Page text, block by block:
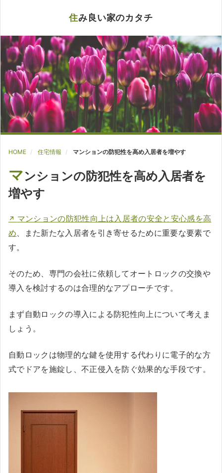
住み良い家のカタチ
HOME 住宅情報 マンションの防犯性を高め入居者を増やす
マンションの防犯性を高め入居者を
増やす
マンションの防犯性向上は入居者の安全と安心感を高
め、また新たな入居者を引き寄せるために重要な要素で
す。
そのため、専門の会社に依頼してオートロックの交換や
導入を検討するのは合理的なアプローチです。
まず自動ロックの導入による防犯性向上について考えま
しょう。
自動ロックは物理的な鍵を使用する代わりに電子的な方
式でドアを施錠し、不正侵入を防ぐ効果的な手段です。